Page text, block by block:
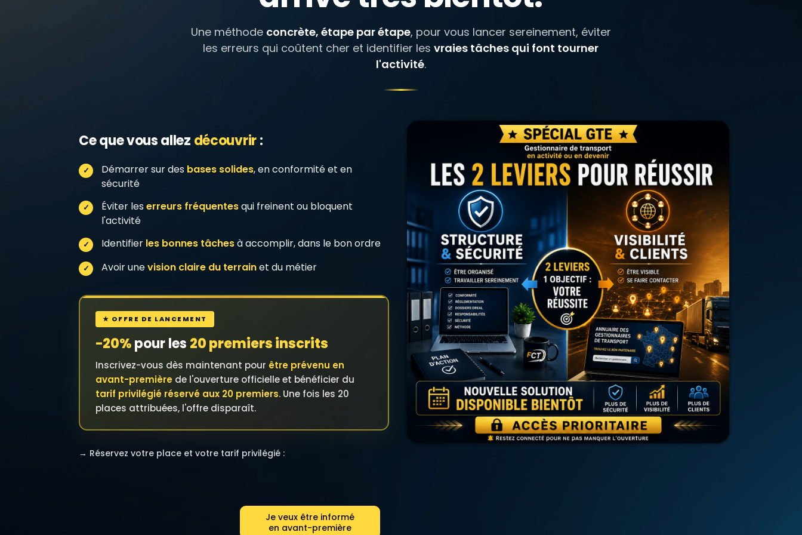
Une méthode concrète, étape par étape, pour vous lancer sereinement, éviter
les erreurs qui coûtent cher et identifier lesvraies tâches qui font tourner
l'activité.
Ce que vous allez découvrir:
Démarrer sur des bases solides, en conformité et en
sécurité
Éviter leserreurs fréquentesqui freinent ou bloquent
l'activité
Identifier les bonnes tâchesà accomplir, dans le bon ordre
Avoir unevision claire du terrainet du métier
★ OFFRE DE LANCEMENT
−20%pour les 20 premiers inscrits
Inscrivez-vous dès maintenant pour être prévenu en
avant-premièrede l'ouverture officielle et bénéficier du
tarif privilégié réservé aux 20 premiers. Une fois les 20
places attribuées, l'offre disparaît.
→ Réservez votre place et votre tarif privilégié :
Je veux être informé
en avant-première